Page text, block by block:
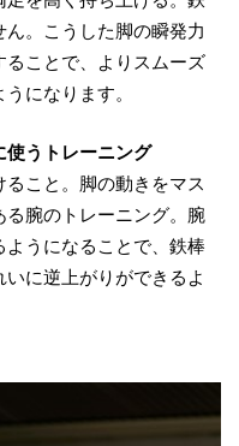
。こうした脚の瞬発力
ることで、よりスムーズ
になります。
使うトレーニング
こと。脚の動きをマス
る腕のトレーニング。腕
うになることで、鉄棒
に逆上がりができるよ